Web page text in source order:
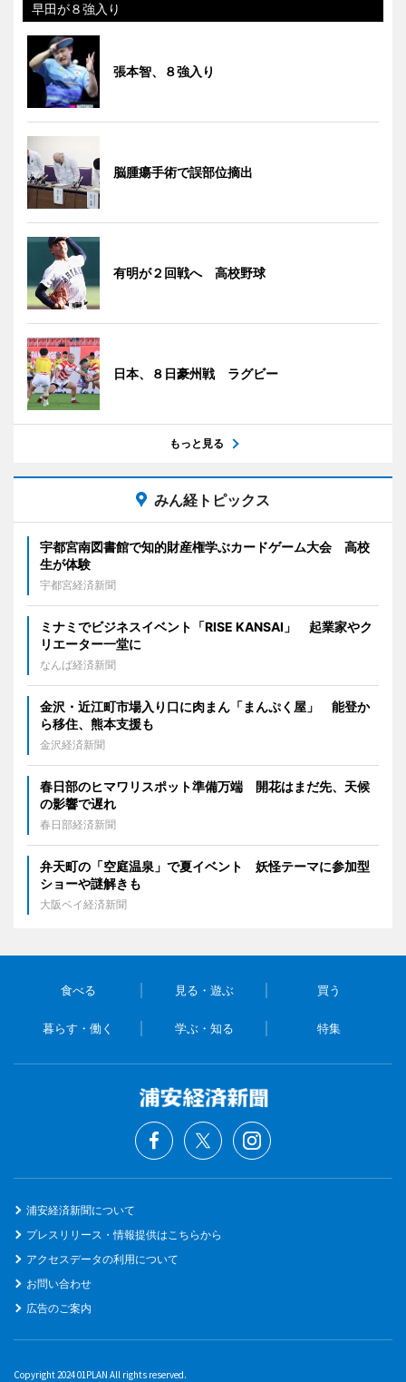
早田が８強入り
張本智、８強入り
脳腫瘍手術で誤部位摘出
有明が２回戦へ 高校野球
日本、８日豪州戦 ラグビー
もっと見る
みん経トピックス
宇都宮南図書館で知的財産権学ぶカードゲーム大会 高校
生が体験
宇都宮経済新聞
ミナミでビジネスイベント「RISE KANSAI」 起業家やク
リエーター一堂に
なんば経済新聞
金沢・近江町市場入り口に肉まん「まんぷく屋」 能登か
ら移住、熊本支援も
金沢経済新聞
春日部のヒマワリスポット準備万端 開花はまだ先、天候
の影響で遅れ
春日部経済新聞
弁天町の「空庭温泉」で夏イベント 妖怪テーマに参加型
ショーや謎解きも
大阪ベイ経済新聞
食べる 見る・遊ぶ 買う
暮らす・働く 学ぶ・知る 特集
浦安経済新聞について
プレスリリース・情報提供はこちらから
アクセスデータの利用について
お問い合わせ
広告のご案内
Copyright 2024 01PLAN All rights reserved.